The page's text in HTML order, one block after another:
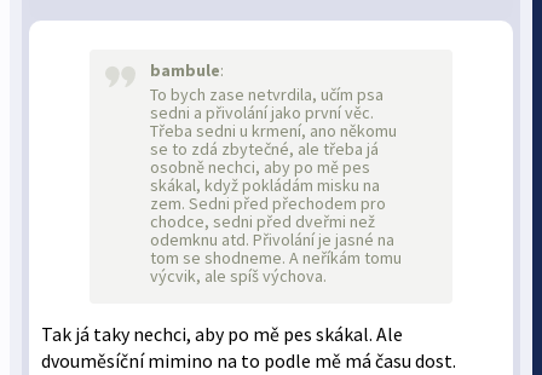
bambule:
To bych zase netvrdila, učím psa
sedni a přivolání jako první věc.
Třeba sedni u krmení, ano někomu
se to zdá zbytečné, ale třeba já
osobně nechci, aby po mě pes
skákal, když pokládám misku na
zem. Sedni před přechodem pro
chodce, sedni před dveřmi než
odemknu atd. Přivolání je jasné na
tom se shodneme. A neříkám tomu
výcvik, ale spíš výchova.
Tak já taky nechci, aby po mě pes skákal. Ale
dvouměsíční mimino na to podle mě má času dost.